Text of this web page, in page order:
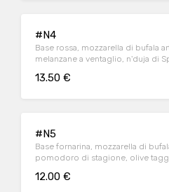
#N4
Base rossa, mozzarella di bufala
melanzane a ventaglio, n'duja di
13.50 €
#N5
Base fornarina, mozzarella di
pomodoro di stagione, olive
12.00 €